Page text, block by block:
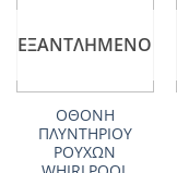
ΕΞΑΝΤΛΗΜΈΝΟ
ΟΘΟΝΗ
ΠΛΥΝΤΗΡΙΟΥ
ΡΟΥΧΩΝ